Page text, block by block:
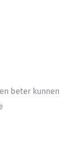
beter kunnen